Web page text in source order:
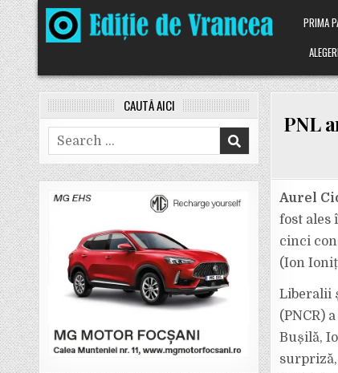
Skip
to
content
PRIMA
ALEGERI
PNL
Aurel
fost ales
cinci
(Ion
Liberalii
(PNCR)
Bușilă,
CAUTĂ AICI
Search
for: